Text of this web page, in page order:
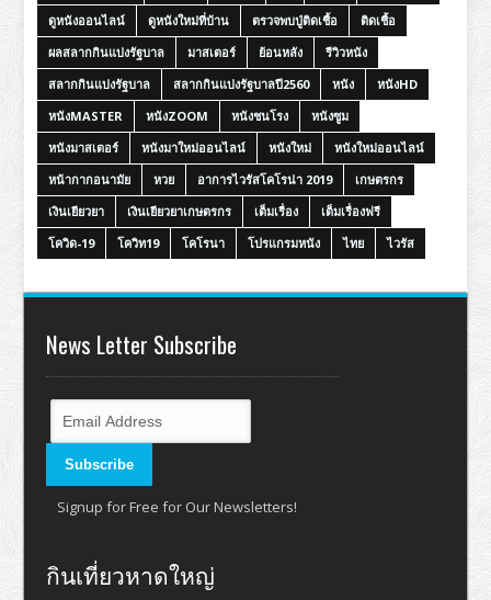
ดูหนังออนไลน์
ดูหนังใหม่ที่บ้าน ตรวจพบปู่ติดเชื้อ
ติดเชื้อ
ผลสลากกินแบ่งรัฐบาล
มาสเตอร์ ย้อนหลัง
รีวิวหนัง
สลากกินแบ่งรัฐบาล
สลากกินแบ่งรัฐบาลปี2560 หนัง
หนังHD
หนังMASTER
หนังZOOM หนังชนโรง
หนังซูม
หนังมาสเตอร์
หนังมาใหม่ออนไลน์ หนังใหม่
หนังใหม่ออนไลน์
หน้ากากอนามัย
หวย อาการไวรัสโคโรน่า 2019
เกษตรกร
เงินเยียวยา
เงินเยียวยาเกษตรกร เต็มเรื่อง
เต็มเรื่องฟรี
โควิด-19
โควิท19 โคโรนา โปรแกรมหนัง ไทย ไวรัส
News Letter Subscribe
Signup for Free for Our Newsletters!
กินเที่ยวหาดใหญ่